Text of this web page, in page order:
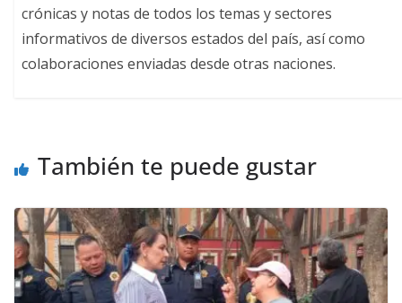
crónicas y notas de todos los temas y sectores
informativos de diversos estados del país, así como
colaboraciones enviadas desde otras naciones.
También te puede gustar